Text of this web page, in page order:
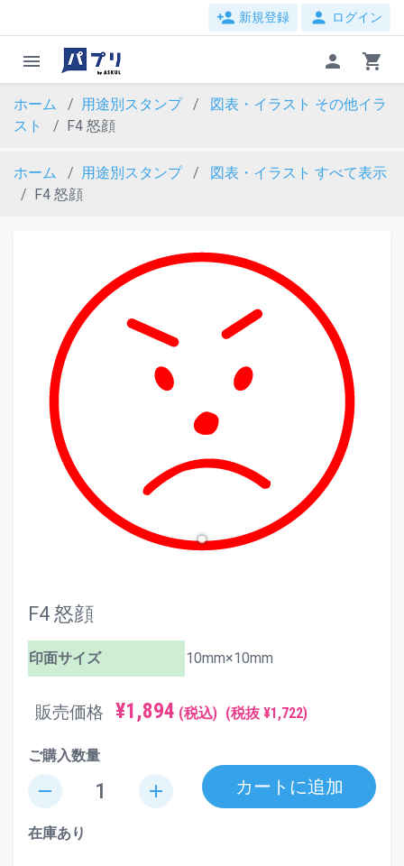
person_add 新規登録 person ログイン
menu person shopping_cart
ホーム 用途別スタンプ 図表・イラスト その他イラ
スト
F4 怒顔
ホーム 用途別スタンプ 図表・イラスト すべて表示
F4 怒顔
F4 怒顔
印面サイズ 10mm×10mm
販売価格 ¥1,894 (税込) (税抜 ¥1,722)
ご購入数量
remove add カートに追加
在庫あり